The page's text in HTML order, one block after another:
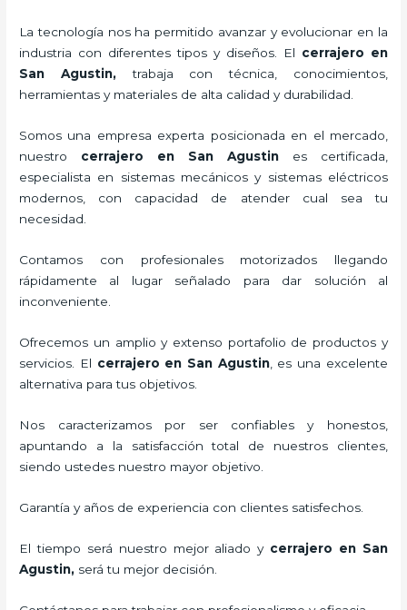
La tecnología nos ha permitido avanzar y evolucionar en la
industria con diferentes tipos y diseños. El cerrajero en
San Agustin,trabaja con técnica, conocimientos,
herramientas y materiales de alta calidad y durabilidad.
Somos una empresa experta posicionada en el mercado,
nuestro cerrajero en San Agustines certificada,
especialista en sistemas mecánicos y sistemas eléctricos
modernos, con capacidad de atender cual sea tu
necesidad.
Contamos con profesionales motorizados llegando
rápidamente al lugar señalado para dar solución al
inconveniente.
Ofrecemos un amplio y extenso portafolio de productos y
servicios. El cerrajero en San Agustin, es una excelente
alternativa para tus objetivos.
Nos caracterizamos por ser confiables y honestos,
apuntando a la satisfacción total de nuestros clientes,
siendo ustedes nuestro mayor objetivo.
Garantía y años de experiencia con clientes satisfechos.
El tiempo será nuestro mejor aliado y cerrajero en San
Agustin, será tu mejor decisión.